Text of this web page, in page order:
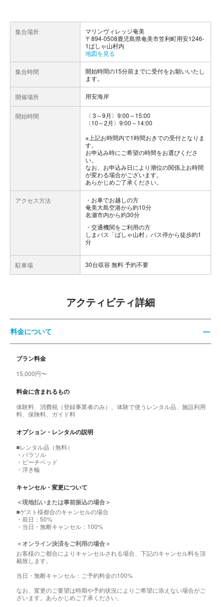
集合場所
マリンヴィレッジ奄美
〒894-0508鹿児島県奄美市笠利町用安1246-
1ばしゃ山村内
地図を見る
集合時間
開始時間の15分前までに受付をお願いいたし
ます。
開催場所 用安海岸
開始時間
〈 3～9月〉9:00～15:00
〈10～2月〉9:00～14:00
※上記お時間内で1時間おきでの受付となりま
す。
お申込み時にご希望の時間をお選びくださ
い。
なお、お申込み日により潮位の関係上お時間
が変わる場合がございます。
あらかじめご了承ください。
アクセス方法
お車でお越しの方
奄美大島空港から約10分
名瀬市内から約30分
交通機関をご利用の方
しまバス「ばしゃ山村」バス停から徒歩約1
分
駐車場 30台収容 無料 予約不要
アクティビティ詳細
料金について
プラン料金
15,000円〜
料金に含まれるもの
体験料、消費税（登録事業者のみ）、体験で使うレンタル品、施設利用
料、保険料、ガイド料
オプション・レンタルの説明
■レンタル品（無料）
・パラソル
・ビーチベッド
・浮き輪
キャンセル・変更について
＜現地払いまたは事前振込の場合＞
■ゲスト様都合のキャンセルの場合
・前日：50%
・当日・無断キャンセル：100%
＜オンライン決済をご利用の場合＞
お客様のご都合によりキャンセルされる場合、下記のキャンセル料を頂
戴致します。
当日・無断キャンセル：ご予約料金の100%
なお、変更のご要望は時期や予約状況によりご希望に添えない場合がご
ざいます。あらかじめご了承ください。